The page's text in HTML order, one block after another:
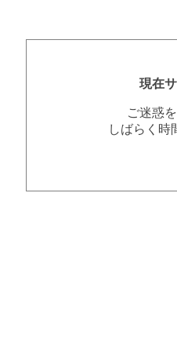
現在
ご迷惑
しばらく時